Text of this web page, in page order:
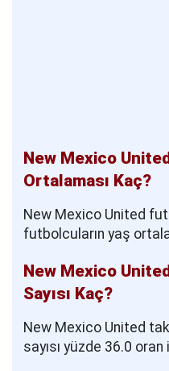
New Mexico
Ortalaması Kaç?
New Mexico United
futbolcuların yaş
New Mexico
Sayısı Kaç?
New Mexico United
sayısı yüzde 36.0